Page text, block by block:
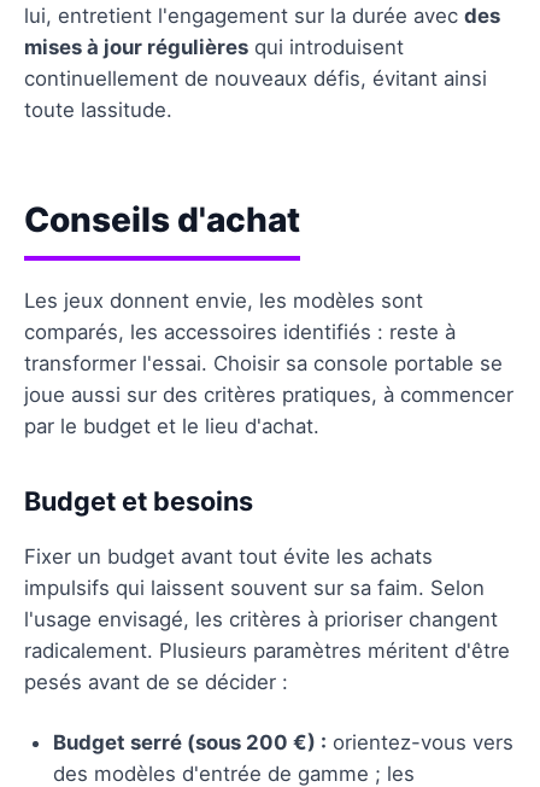
lui, entretient l'engagement sur la durée avec des
mises à jour régulières qui introduisent
continuellement de nouveaux défis, évitant ainsi
toute lassitude.
Conseils d'achat
Les jeux donnent envie, les modèles sont
comparés, les accessoires identifiés : reste à
transformer l'essai. Choisir sa console portable se
joue aussi sur des critères pratiques, à commencer
par le budget et le lieu d'achat.
Budget et besoins
Fixer un budget avant tout évite les achats
impulsifs qui laissent souvent sur sa faim. Selon
l'usage envisagé, les critères à prioriser changent
radicalement. Plusieurs paramètres méritent d'être
pesés avant de se décider :
Budget serré (sous 200 €) : orientez-vous vers
des modèles d'entrée de gamme ; les